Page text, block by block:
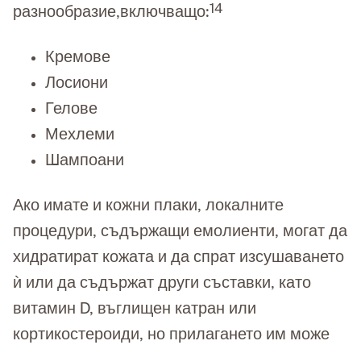
разнообразие,включващо:14
Кремове
Лосиони
Гелове
Мехлеми
Шампоани
Ако имате и кожни плаки, локалните
процедури, съдържащи емолиенти, могат да
хидратират кожата и да спрат изсушаването
ѝ или да съдържат други съставки, като
витамин D, въглищен катран или
кортикостероиди, но прилагането им може